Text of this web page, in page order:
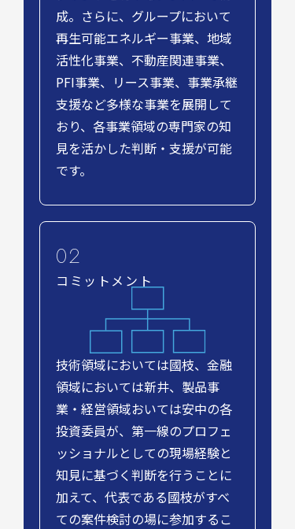
成。さらに、グループにおいて
再生可能エネルギー事業、地域
活性化事業、不動産関連事業、
PFI事業、リース事業、事業承継
支援など多様な事業を展開して
おり、各事業領域の専門家の知
見を活かした判断・支援が可能
です。
コミットメント
技術領域においては國枝、金融
領域においては新井、製品事
業・経営領域おいては安中の各
投資委員が、第一線のプロフェ
ッショナルとしての現場経験と
知見に基づく判断を行うことに
加えて、代表である國枝がすべ
ての案件検討の場に参加するこ